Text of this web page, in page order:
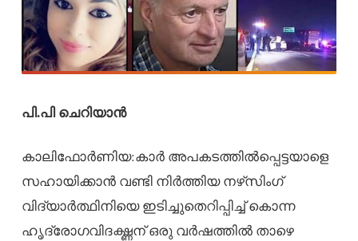
പി.പി ചെറിയാൻ
കാലിഫോർണിയ:കാർ അപകടത്തിൽപ്പെട്ടയാളെ
സഹായിക്കാൻ വണ്ടി നിർത്തിയ നഴ്‌സിംഗ്
വിദ്യാർത്ഥിനിയെ ഇടിച്ചുതെറിപ്പിച്ച് കൊന്ന
ഹൃദ്രോഗവിദഗ്ദ്ധന് ഒരു വർഷത്തിൽ താഴെ